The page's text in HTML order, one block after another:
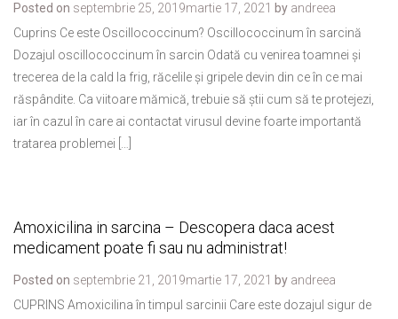
Posted on septembrie 25, 2019martie 17, 2021 by andreea
Cuprins Ce este Oscillococcinum? Oscillococcinum în sarcină
Dozajul oscillococcinum în sarcin Odată cu venirea toamnei și
trecerea de la cald la frig, răcelile și gripele devin din ce în ce mai
răspândite. Ca viitoare mămică, trebuie să știi cum să te protejezi,
iar în cazul în care ai contactat virusul devine foarte importantă
tratarea problemei […]
Amoxicilina in sarcina – Descopera daca acest
medicament poate fi sau nu administrat!
Posted on septembrie 21, 2019martie 17, 2021 by andreea
CUPRINS Amoxicilina în timpul sarcinii Care este dozajul sigur de